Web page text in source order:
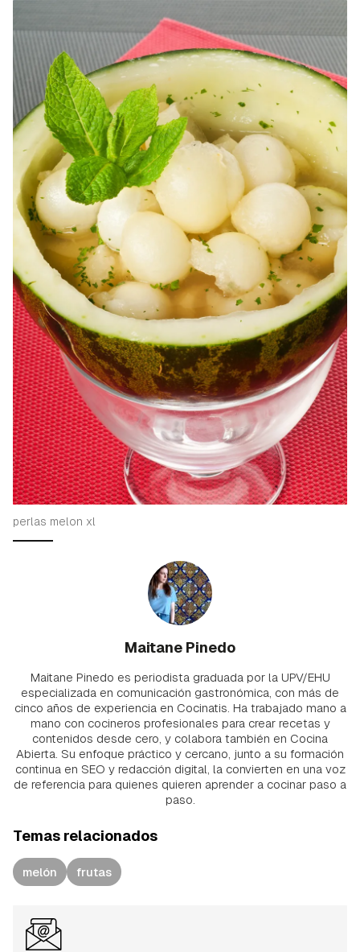
perlas melon xl
Maitane Pinedo
Maitane Pinedo es periodista graduada por la UPV/EHU
especializada en comunicación gastronómica, con más de
cinco años de experiencia en Cocinatis. Ha trabajado mano a
mano con cocineros profesionales para crear recetas y
contenidos desde cero, y colabora también en Cocina
Abierta. Su enfoque práctico y cercano, junto a su formación
continua en SEO y redacción digital, la convierten en una voz
de referencia para quienes quieren aprender a cocinar paso a
paso.
Temas relacionados
melón frutas